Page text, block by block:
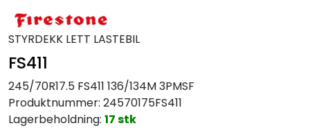
STYRDEKK LETT LASTEBIL
FS411
245/70R17.5 FS411 136/134M 3PMSF
Produktnummer: 24570175FS411
Lagerbeholdning: 17 stk